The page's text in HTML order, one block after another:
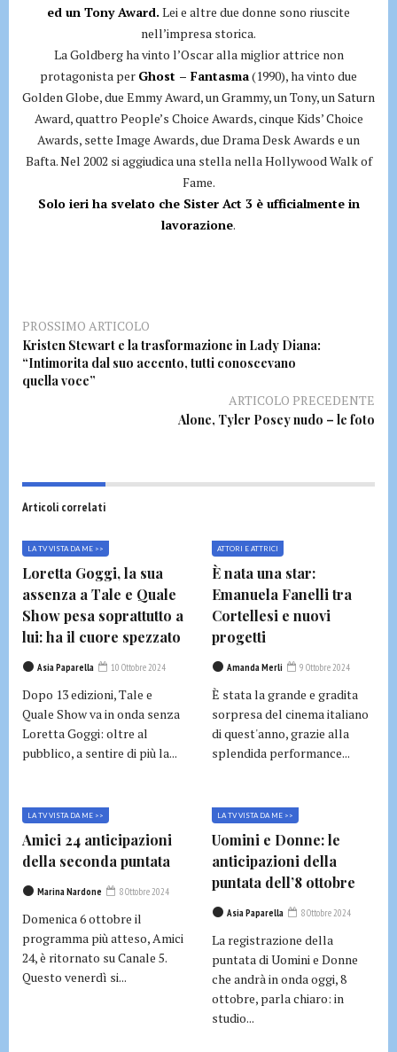
ed un Tony Award. Lei e altre due donne sono riuscite
nell’impresa storica.
La Goldberg ha vinto l’Oscar alla miglior attrice non
protagonista per Ghost – Fantasma(1990), ha vinto due
Golden Globe, due Emmy Award, un Grammy, un Tony, un Saturn
Award, quattro People’s Choice Awards, cinque Kids’ Choice
Awards, sette Image Awards, due Drama Desk Awards e un
Bafta. Nel 2002 si aggiudica una stella nella Hollywood Walk of
Fame.
Solo ieri ha svelato che Sister Act 3 è ufficialmente in
lavorazione.
PROSSIMO ARTICOLO
Kristen Stewart e la trasformazione in Lady Diana:
“Intimorita dal suo accento, tutti conoscevano
quella voce”
ARTICOLO PRECEDENTE
Alone, Tyler Posey nudo – le foto
Articoli correlati
LA TV VISTA DA ME >>
Loretta Goggi, la sua
assenza a Tale e Quale
Show pesa soprattutto a
lui: ha il cuore spezzato
Asia Paparella 10 Ottobre 2024
Dopo 13 edizioni, Tale e
Quale Show va in onda senza
Loretta Goggi: oltre al
pubblico, a sentire di più la...
ATTORI E ATTRICI
È nata una star:
Emanuela Fanelli tra
Cortellesi e nuovi
progetti
Amanda Merli 9 Ottobre 2024
È stata la grande e gradita
sorpresa del cinema italiano
di quest'anno, grazie alla
splendida performance...
LA TV VISTA DA ME >>
Amici 24 anticipazioni
della seconda puntata
Marina Nardone 8 Ottobre 2024
Domenica 6 ottobre il
programma più atteso, Amici
24, è ritornato su Canale 5.
Questo venerdì si...
LA TV VISTA DA ME >>
Uomini e Donne: le
anticipazioni della
puntata dell’8 ottobre
Asia Paparella 8 Ottobre 2024
La registrazione della
puntata di Uomini e Donne
che andrà in onda oggi, 8
ottobre, parla chiaro: in
studio...